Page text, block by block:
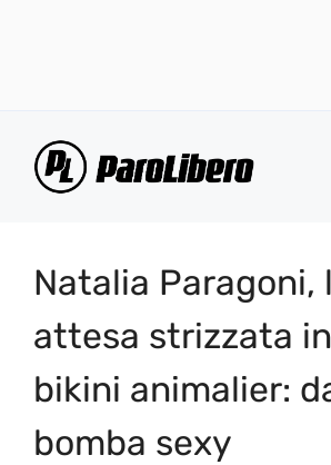
Natalia Paragoni,
attesa strizzata
bikini animalier:
bomba sexy